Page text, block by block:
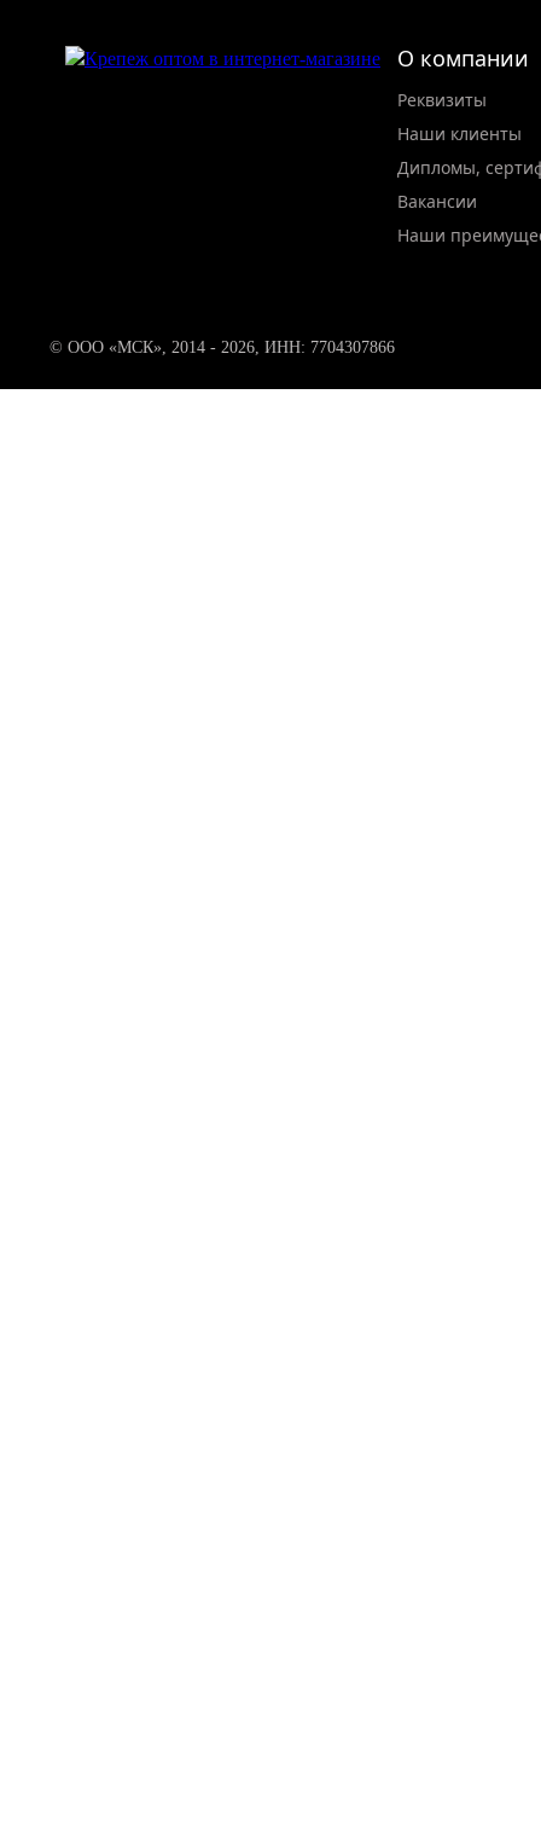
О компании
Реквизиты
Наши клиенты
Дипломы,
Вакансии
Наши
© ООО «МСК», 2014 - 2026, ИНН: 7704307866